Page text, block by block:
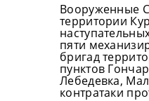
Вооруженные
территории
пяти
бригад
пунктов
Лебедевка,
контратаки